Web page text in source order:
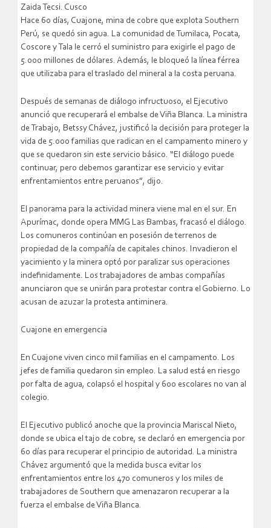
Zaida Tecsi. Cusco
Hace 60 días, Cuajone, mina de cobre que explota Southern
Perú, se quedó sin agua. La comunidad de Tumilaca, Pocata,
Coscore y Tala le cerró el suministro para exigirle el pago de
5.000 millones de dólares. Además, le bloqueó la línea férrea
que utilizaba para el traslado del mineral a la costa peruana.
Después de semanas de diálogo infructuoso, el Ejecutivo
anunció que recuperará el embalse de Viña Blanca. La ministra
de Trabajo, Betssy Chávez, justificó la decisión para proteger la
vida de 5.000 familias que radican en el campamento minero y
que se quedaron sin este servicio básico. “El diálogo puede
continuar, pero debemos garantizar ese servicio y evitar
enfrentamientos entre peruanos”, dijo.
El panorama para la actividad minera viene mal en el sur. En
Apurímac, donde opera MMG Las Bambas, fracasó el diálogo.
Los comuneros continúan en posesión de terrenos de
propiedad de la compañía de capitales chinos. Invadieron el
yacimiento y la minera optó por paralizar sus operaciones
indefinidamente. Los trabajadores de ambas compañías
anunciaron que se unirán para protestar contra el Gobierno. Lo
acusan de azuzar la protesta antiminera.
Cuajone en emergencia
En Cuajone viven cinco mil familias en el campamento. Los
jefes de familia quedaron sin empleo. La salud está en riesgo
por falta de agua, colapsó el hospital y 600 escolares no van al
colegio.
El Ejecutivo publicó anoche que la provincia Mariscal Nieto,
donde se ubica el tajo de cobre, se declaró en emergencia por
60 días para recuperar el principio de autoridad. La ministra
Chávez argumentó que la medida busca evitar los
enfrentamientos entre los 470 comuneros y los miles de
trabajadores de Southern que amenazaron recuperar a la
fuerza el embalse de Viña Blanca.